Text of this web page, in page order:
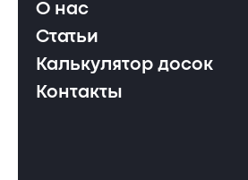
О нас
Статьи
Калькулятор досок
Контакты